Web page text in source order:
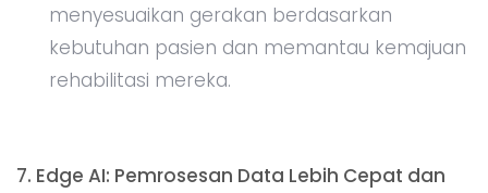
menyesuaikan gerakan berdasarkan
kebutuhan pasien dan memantau kemajuan
rehabilitasi mereka.
7. Edge AI: Pemrosesan Data Lebih Cepat dan